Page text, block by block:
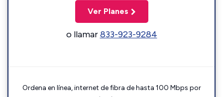
Ver Planes
o llamar833-923-9284
Ordena en línea, internet de fibra de hasta 100 Mbps por